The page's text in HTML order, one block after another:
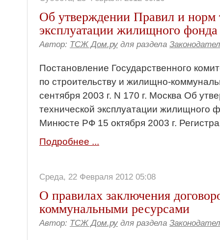
Об утверждении Правил и норм
эксплуатации жилищного фонда
Автор: ТСЖ Дом.ру для раздела
Постановление Государственного
по строительству и жилищно-
сентября 2003 г. N 170 г. Москва Об
технической эксплуатации жилищного
Минюсте РФ 15 октября 2003 г.
Подробнее ...
Среда, 22 Февраля 2012 05:08
О правилах заключения
коммунальными ресурсами
Автор: ТСЖ Дом.ру для раздела